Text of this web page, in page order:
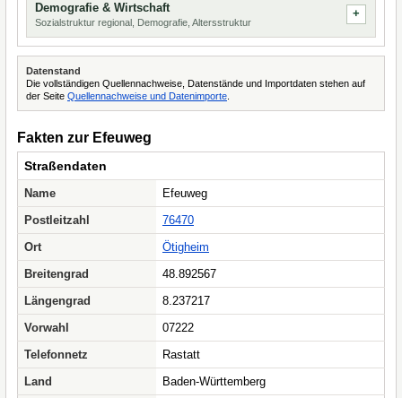
Demografie & Wirtschaft
Sozialstruktur regional, Demografie, Altersstruktur
Datenstand
Die vollständigen Quellennachweise, Datenstände und Importdaten stehen auf
der Seite Quellennachweise und Datenimporte
Fakten zur Efeuweg
Straßendaten
Name
Efeuweg
Postleitzahl
76470
Ort
Ötigheim
Breitengrad
48.892567
Längengrad
8.237217
Vorwahl
07222
Telefonnetz
Rastatt
Land
Baden-Württemberg